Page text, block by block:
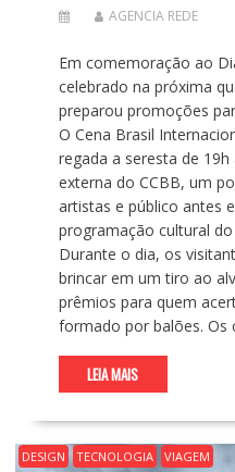
AGENCIA REDE
Em comemoração ao
celebrado na próxima
preparou promoções
O Cena Brasil
regada a seresta de
externa do CCBB, um
artistas e público antes
programação cultural
Durante o dia, os
brincar em um tiro ao
prêmios para quem
formado por balões. Os
LEIA MAIS
DESIGN TECNOLOGIA VIAGEM